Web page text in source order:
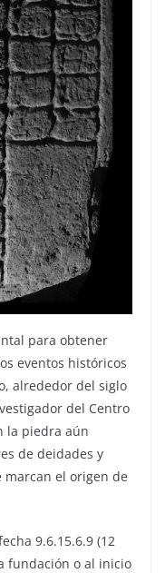
para obtener
eventos históricos
alrededor del siglo
del Centro
la piedra aún
de deidades y
el origen de
9.6.15.6.9 (12
fundación o al inicio